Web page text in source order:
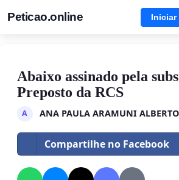
Peticao.online Iniciar
Abaixo assinado pela
Preposto da RCS
A ANA PAULA ARAMUNI ALBERTO
Compartilhe no Facebook